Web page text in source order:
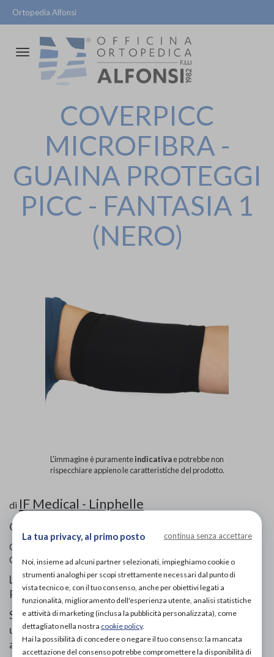
Ortopedia Alfonsi
Attiva/disattiva
navigazione
COVERPICC
MICROFIBRA -
GUAINA PROTEGGI
PICC - FANTASIA 1
(NERO)
L'immagine è puramenteindicativae potrebbe non
rispecchiare appieno le caratteristiche del prodotto.
di IF Medical - Linphelle
Guanto Palmare
Codice OTGP:
Categoria:Prodotti ortopedici»Tape e bendaggi
Linphelle Coverpicc è una fascia destinata a pazienti con
PICC.
Si tratta di una guaina in microfibra realizzata in Q-Skin,
un tessuto tecnologicamente avanzato anallergico,
antibatterico e traspirante.
La tua privacy, al primo posto continua senza accettare
Noi, insieme ad alcuni partner selezionati, impieghiamo cookie o
strumenti analoghi per scopi strettamente necessari dal punto di
vista tecnico e, con il tuo consenso, anche per obiettivi legati a
funzionalità, miglioramento dell'esperienza utente, analisi statistiche
e attività di marketing (inclusa la pubblicità personalizzata), come
dettagliato nella nostra cookie policy.
Hai la possibilità di concedere o negare il tuo consenso: la mancata
accettazione del consenso potrebbe compromettere la disponibilità di